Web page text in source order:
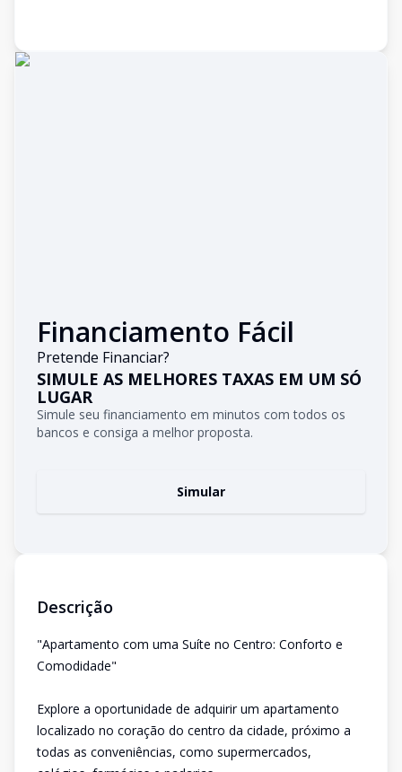
Financiamento Fácil
Pretende Financiar?
SIMULE AS MELHORES TAXAS EM UM SÓ
LUGAR
Simule seu financiamento em minutos com todos os
bancos e consiga a melhor proposta.
Simular
Descrição
"Apartamento com uma Suíte no Centro: Conforto e
Comodidade"
Explore a oportunidade de adquirir um apartamento
localizado no coração do centro da cidade, próximo a
todas as conveniências, como supermercados,